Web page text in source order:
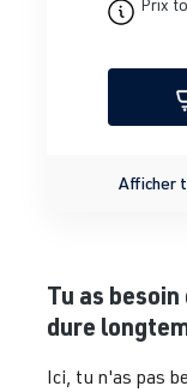
Prix
Afficher
Tu as
dure
Ici, tu n'as pas